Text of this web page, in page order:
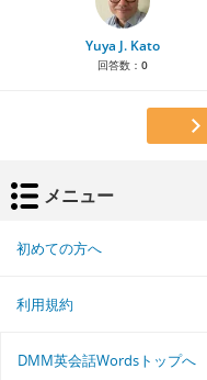
Yuya J. Kato
回答数： 0
メニュー
初めての方へ
利用規約
DMM英会話Wordsトップへ